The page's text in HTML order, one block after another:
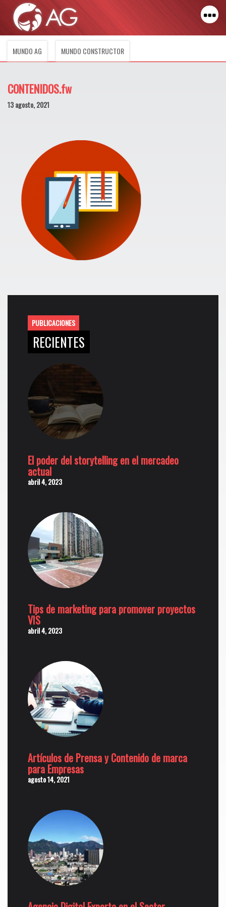
MUNDO AG MUNDO CONSTRUCTOR
CONTENIDOS.fw
13 agosto, 2021
PUBLICACIONES
RECIENTES
El poder del storytelling en el mercadeo
actual
abril 4, 2023
Tips de marketing para promover proyectos
VIS
abril 4, 2023
Artículos de Prensa y Contenido de marca
para Empresas
agosto 14, 2021